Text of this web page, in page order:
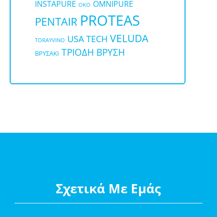
INSTAPURE OKO OMNIPURE
PENTAIR PROTEAS
TORAYVINO USA TECH VELUDA
ΒΡΥΣΑΚΙ ΤΡΙΟΔΗ ΒΡΥΣΗ
Σχετικά Με Εμάς